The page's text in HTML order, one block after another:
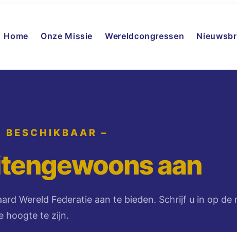
Home Onze Missie Wereldcongressen
BESCHIKBAAR –
aan
Wereld Federatie aan te bieden. Schrijf u in op de
hoogte te zijn.